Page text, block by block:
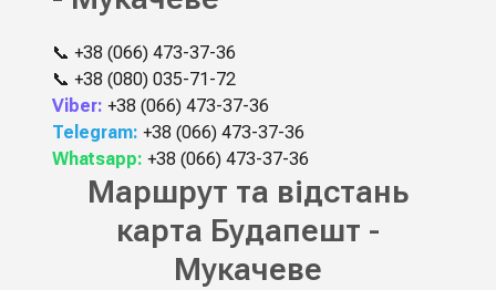
📞 +38 (066) 473-37-36
📞 +38 (080) 035-71-72
Viber: +38 (066) 473-37-36
Telegram: +38 (066) 473-37-36
Whatsapp: +38 (066) 473-37-36
Маршрут та відстань
карта Будапешт -
Мукачеве